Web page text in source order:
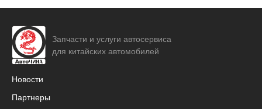
Запчасти и услуги автосервиса
для китайских автомобилей
Новости
Партнеры